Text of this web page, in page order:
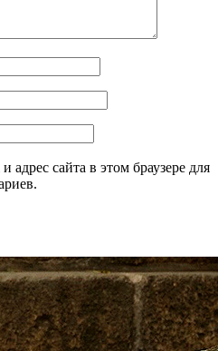
адрес сайта в этом браузере для